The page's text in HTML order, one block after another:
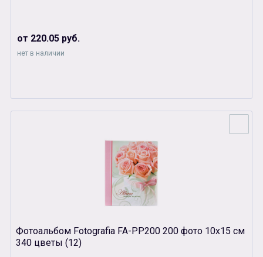
от 220.05 руб.
нет в наличии
Фотоальбом Fotografia FA-PP200 200 фото 10х15 см
340 цветы (12)